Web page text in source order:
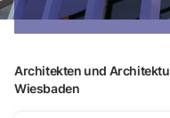
Architekten und
Wiesbaden